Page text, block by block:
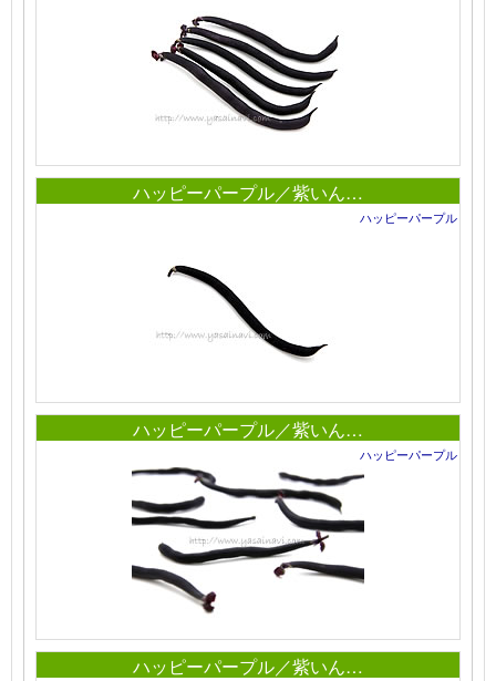
ハッピーパープル／紫いん…
ハッピーパープル
ハッピーパープル／紫いん…
ハッピーパープル
ハッピーパープル／紫いん…